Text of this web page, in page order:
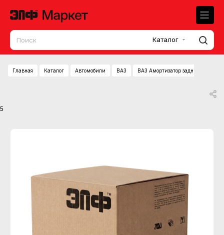
Каталог
Главная Каталог Автомобили ВАЗ ВАЗ Амортизатор задний ВАЗ-
5